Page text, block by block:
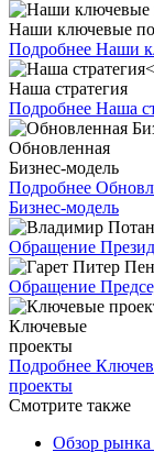
Наши ключевые
Подробнее Наши
Наша стратегия
Подробнее Наша
Обновленная
Бизнес-модель
Подробнее
Бизнес-модель
Обращение
Обращение
Ключевые
проекты
Подробнее
проекты
Смотрите также
Обзор рынка